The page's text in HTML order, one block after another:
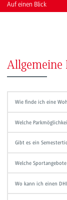
Auf einen Blick
Allgemeine
Wie finde ich eine
Welche
Gibt es ein
Welche
Wo kann ich einen